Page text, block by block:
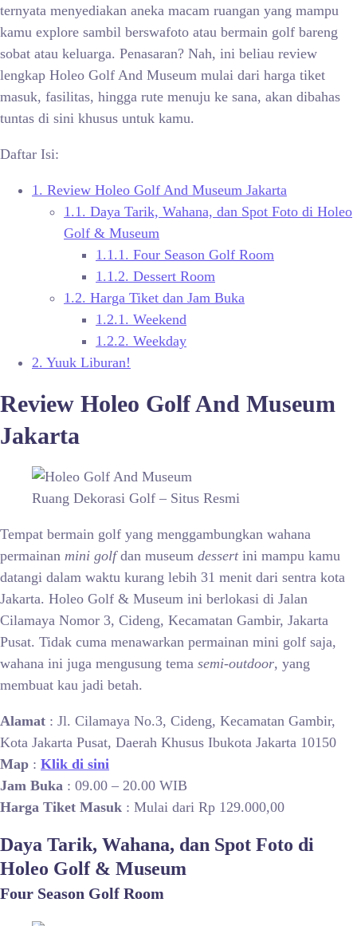
ternyata menyediakan aneka macam ruangan yang mampu
kamu explore sambil berswafoto atau bermain golf bareng
sobat atau keluarga. Penasaran? Nah, ini beliau review
lengkap Holeo Golf And Museum mulai dari harga tiket
masuk, fasilitas, hingga rute menuju ke sana, akan dibahas
tuntas di sini khusus untuk kamu.
Daftar Isi:
1. Review Holeo Golf And Museum Jakarta
1.1. Daya Tarik, Wahana, dan Spot Foto di Holeo
Golf & Museum
1.1.1. Four Season Golf Room
1.1.2. Dessert Room
1.2. Harga Tiket dan Jam Buka
1.2.1. Weekend
1.2.2. Weekday
2. Yuuk Liburan!
Review Holeo Golf And Museum
Jakarta
Ruang Dekorasi Golf – Situs Resmi
Tempat bermain golf yang menggambungkan wahana
permainan mini golfdan museum dessert ini mampu kamu
datangi dalam waktu kurang lebih 31 menit dari sentra kota
Jakarta. Holeo Golf & Museum ini berlokasi di Jalan
Cilamaya Nomor 3, Cideng, Kecamatan Gambir, Jakarta
Pusat. Tidak cuma menawarkan permainan mini golf saja,
wahana ini juga mengusung tema semi-outdoor, yang
membuat kau jadi betah.
Alamat : Jl. Cilamaya No.3, Cideng, Kecamatan Gambir,
Kota Jakarta Pusat, Daerah Khusus Ibukota Jakarta 10150
Map : Klik di sini
Jam Buka : 09.00 – 20.00 WIB
Harga Tiket Masuk : Mulai dari Rp 129.000,00
Daya Tarik, Wahana, dan Spot Foto di
Holeo Golf & Museum
Four Season Golf Room